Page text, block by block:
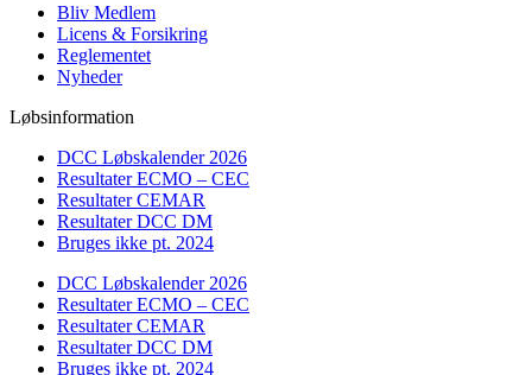
Bliv Medlem
Licens & Forsikring
Reglementet
Nyheder
Løbsinformation
DCC Løbskalender 2026
Resultater ECMO – CEC
Resultater CEMAR
Resultater DCC DM
Bruges ikke pt. 2024
DCC Løbskalender 2026
Resultater ECMO – CEC
Resultater CEMAR
Resultater DCC DM
Bruges ikke pt. 2024